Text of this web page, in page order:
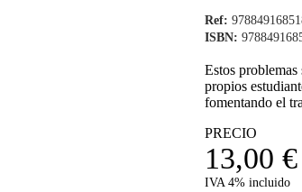
Ref:
ISBN:
Estos problemas
propios
fomentando el
PRECIO
13,00 €
IVA 4% incluido